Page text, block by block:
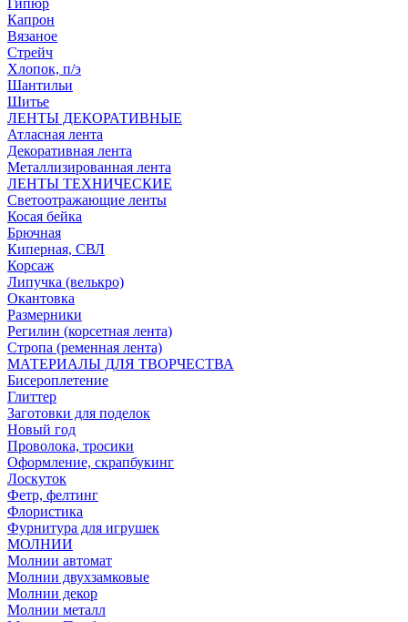
Гипюр
Капрон
Вязаное
Стрейч
Хлопок, п/э
Шантильи
Шитье
ЛЕНТЫ ДЕКОРАТИВНЫЕ
Атласная лента
Декоративная лента
Металлизированная лента
ЛЕНТЫ ТЕХНИЧЕСКИЕ
Светоотражающие ленты
Косая бейка
Брючная
Киперная, СВЛ
Корсаж
Липучка (велькро)
Окантовка
Размерники
Регилин (корсетная лента)
Стропа (ременная лента)
МАТЕРИАЛЫ ДЛЯ ТВОРЧЕСТВА
Бисероплетение
Глиттер
Заготовки для поделок
Новый год
Проволока, тросики
Оформление, скрапбукинг
Лоскуток
Фетр, фелтинг
Флористика
Фурнитура для игрушек
МОЛНИИ
Молнии автомат
Молнии двухзамковые
Молнии декор
Молнии металл